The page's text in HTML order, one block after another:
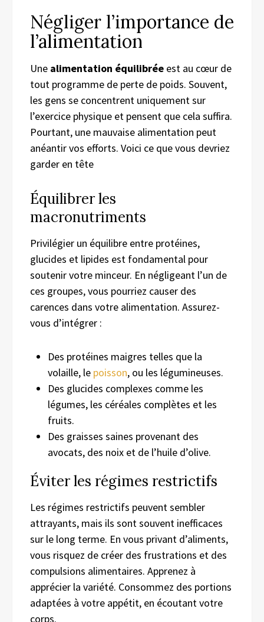
Négliger l’importance de
l’alimentation
Une alimentation équilibrée est au cœur de
tout programme de perte de poids. Souvent,
les gens se concentrent uniquement sur
l’exercice physique et pensent que cela suffira.
Pourtant, une mauvaise alimentation peut
anéantir vos efforts. Voici ce que vous devriez
garder en tête
Équilibrer les
macronutriments
Privilégier un équilibre entre protéines,
glucides et lipides est fondamental pour
soutenir votre minceur. En négligeant l’un de
ces groupes, vous pourriez causer des
carences dans votre alimentation. Assurez-
vous d’intégrer :
Des protéines maigres telles que la
volaille, le poisson, ou les légumineuses.
Des glucides complexes comme les
légumes, les céréales complètes et les
fruits.
Des graisses saines provenant des
avocats, des noix et de l’huile d’olive.
Éviter les régimes restrictifs
Les régimes restrictifs peuvent sembler
attrayants, mais ils sont souvent inefficaces
sur le long terme. En vous privant d’aliments,
vous risquez de créer des frustrations et des
compulsions alimentaires. Apprenez à
apprécier la variété. Consommez des portions
adaptées à votre appétit, en écoutant votre
corps.